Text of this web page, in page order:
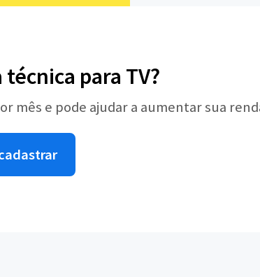
para TV?
mês e pode ajudar a aumentar sua